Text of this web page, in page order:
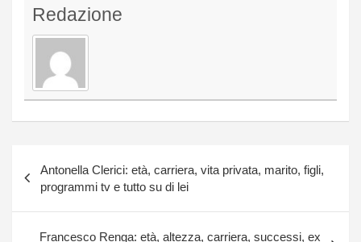
Redazione
articoli
Antonella Clerici: età, carriera, vita privata, marito, figli,
programmi tv e tutto su di lei
Francesco Renga: età, altezza, carriera, successi, ex